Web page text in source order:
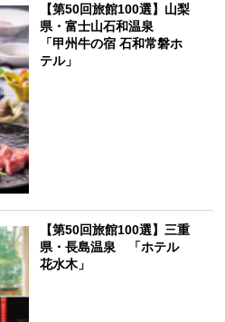
【第50回旅館100選】山梨
県・富士山石和温泉
「甲州牛の宿 石和常磐ホ
テル」
【第50回旅館100選】三重
県・長島温泉 「ホテル
花水木」